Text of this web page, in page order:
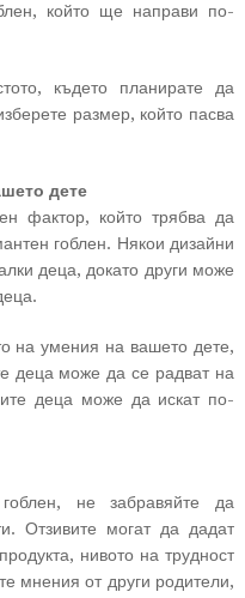
който ще направи по-
където планирате да
размер, който пасва
дете
фактор, който трябва да
гоблен. Някои дизайни
деца, докато други може
на умения на вашето дете,
деца може да се радват на
деца може да искат по-
не забравяйте да
Отзивите могат да дадат
нивото на трудност
мнения от други родители,